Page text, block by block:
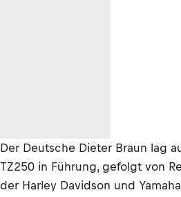
Der Deutsche Dieter Braun lag
TZ250 in Führung, gefolgt von
der Harley Davidson und